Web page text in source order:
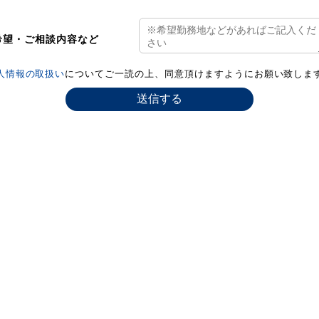
望・ご相談内容など
情報の取扱いについてご一読の上、同意頂けますようにお願い致しま